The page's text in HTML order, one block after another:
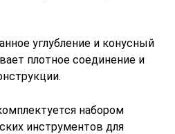
углубление и конусный
плотное соединение и
набором
инструментов для